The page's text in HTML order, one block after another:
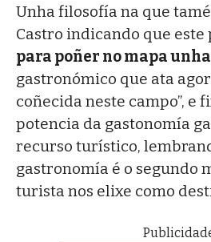
Unha filosofía na que
Castro indicando que este
para poñer no mapa
gastronómico que ata
coñecida neste campo”, e
potencia da gastonomía
recurso turístico,
gastronomía é o segundo
turista nos elixe como